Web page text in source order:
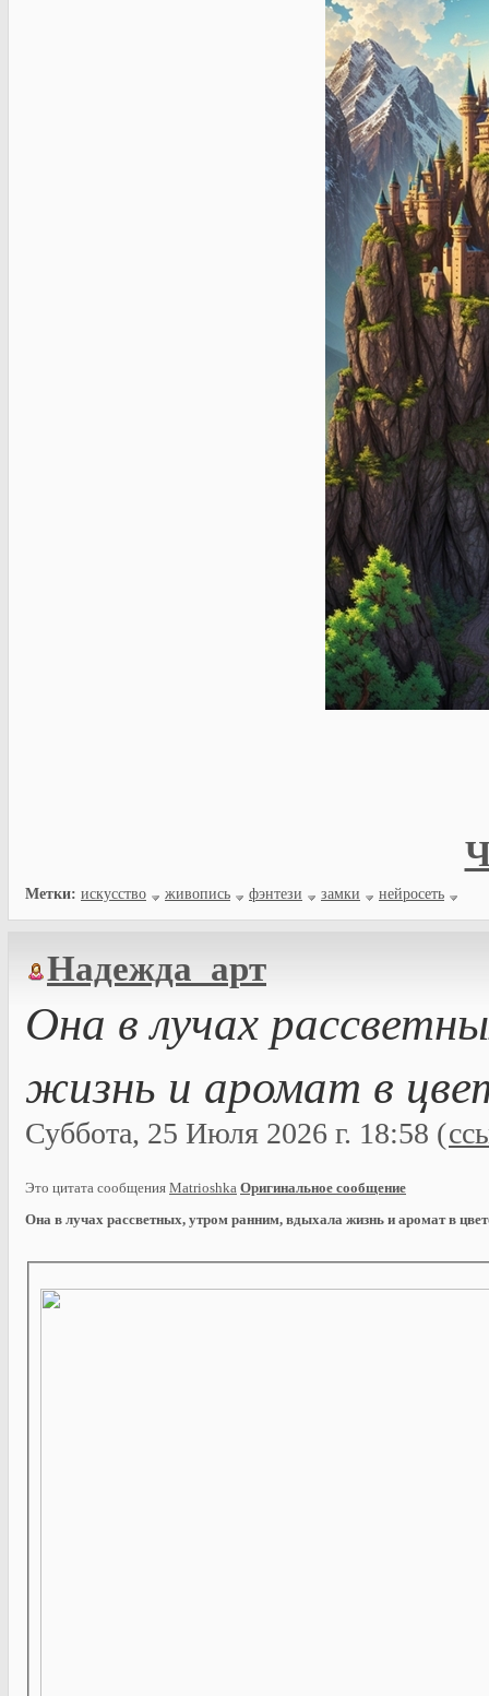
Метки: искусство живопись фэнтези замки нейросеть
Надежда_арт
Она в лучах
жизнь и аромат в
Суббота, 25 Июля 2026 г. 18:58 (
Это цитата сообщения Matrioshka Оригинальное сообщение
Она в лучах рассветных, утром ранним, вдыхала жизнь и аромат в